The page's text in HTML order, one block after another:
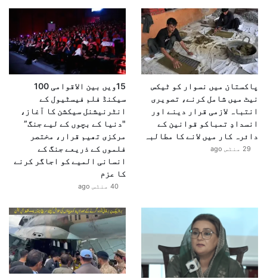
پاکستان میں نسوار کو ٹیکس
نیٹ میں شامل کرنے، تصویری
انتباہ لازمی قرار دینے اور
انسدادِ تمباکو قوانین کے
دائرہ کار میں لانے کا مطالبہ
29 منٹس ago
15ویں بین الاقوامی 100
سیکنڈ فلم فیسٹیول کے
انٹرنیشنل سیکشن کا آغاز،
"دنیا کے بچوں کے لیے جنگ”
مرکزی تھیم قرار، مختصر
فلموں کے ذریعے جنگ کے
انسانی المیے کو اجاگر کرنے
کا عزم
40 منٹس ago